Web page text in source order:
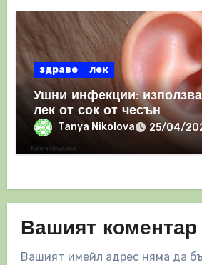
здраве лек
Ушни инфекции:
лек от сок от чесън
Tanya Nikolova 25/04/
Вашият коментар
Вашият имейл адрес няма да